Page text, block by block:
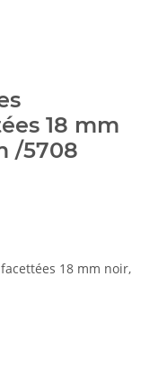
18 mm
/5708
18 mm noir,